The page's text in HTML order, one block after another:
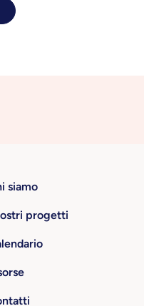
siamo
progetti